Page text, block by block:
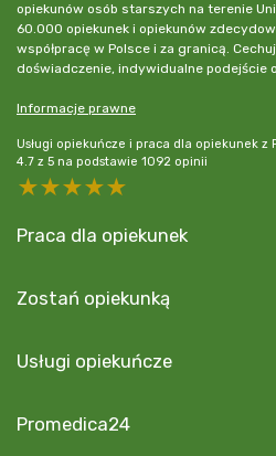
opiekunów osób starszych na terenie
60.000 opiekunek i opiekunów
współpracę w Polsce i za granicą.
doświadczenie, indywidualne podejście
Informacje prawne
Usługi opiekuńcze i praca dla opiekunek z
4.7 z 5 na podstawie 1092 opinii
5 stars
4 stars
3 stars
2 stars
Praca dla opiekunek
Zostań opiekunką
Usługi opiekuńcze
Promedica24